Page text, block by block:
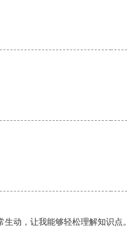
动，让我能够轻松理解知识点。